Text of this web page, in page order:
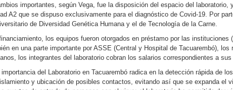
importantes, según Vega, fue la disposición del espacio del
A2 que se dispuso exclusivamente para el diagnóstico de Covid-19. Por
de Diversidad Genética Humana y el de Tecnología de la Carne.
los equipos fueron otorgados en préstamo por las
en una parte importante por ASSE (Central y Hospital de Tacuarembó),
los integrantes del laboratorio cobran los salarios correspondientes a
importancia del Laboratorio en Tacuarembó radica en la detección rápida de
y ubicación de posibles contactos, evitando así que se expanda